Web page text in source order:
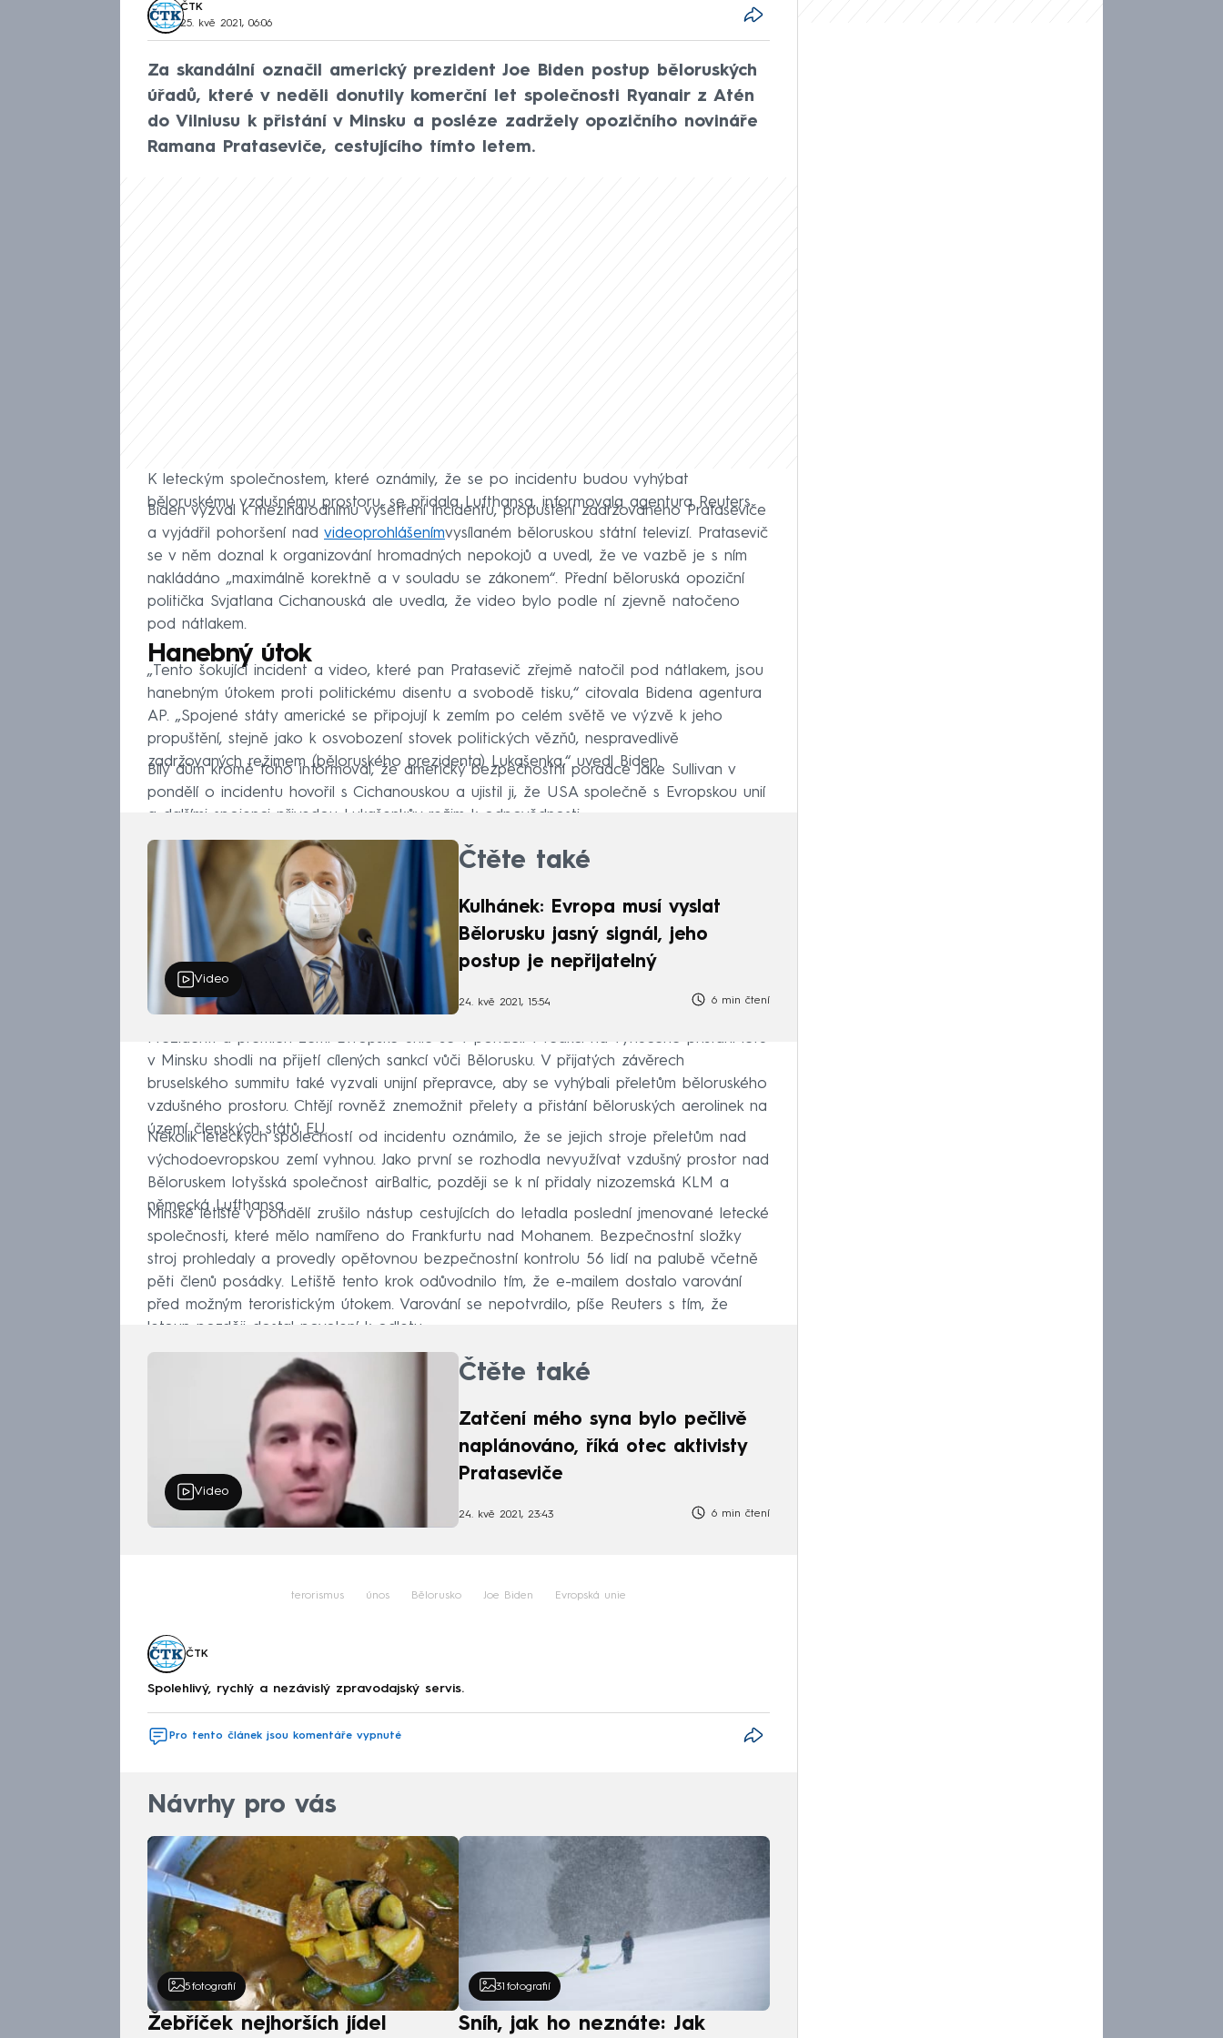
ČTK
25. kvě 2021, 06:06
Za skandální označil americký prezident Joe Biden postup běloruských
úřadů, které v neděli donutily komerční let společnosti Ryanair z Atén
do Vilniusu k přistání v Minsku a posléze zadržely opozičního novináře
Ramana Prataseviče, cestujícího tímto letem.
K leteckým společnostem, které oznámily, že se po incidentu budou vyhýbat
běloruskému vzdušnému prostoru, se přidala Lufthansa, informovala agentura Reuters.
Biden vyzval k mezinárodnímu vyšetření incidentu, propuštění zadržovaného Prataseviče
a vyjádřil pohoršení nad videoprohlášenímvysílaném běloruskou státní televizí. Pratasevič
se v něm doznal k organizování hromadných nepokojů a uvedl, že ve vazbě je s ním
nakládáno „maximálně korektně a v souladu se zákonem“. Přední běloruská opoziční
politička Svjatlana Cichanouská ale uvedla, že video bylo podle ní zjevně natočeno
pod nátlakem.
Hanebný útok
„Tento šokující incident a video, které pan Pratasevič zřejmě natočil pod nátlakem, jsou
hanebným útokem proti politickému disentu a svobodě tisku,“ citovala Bidena agentura
AP. „Spojené státy americké se připojují k zemím po celém světě ve výzvě k jeho
propuštění, stejně jako k osvobození stovek politických vězňů, nespravedlivě
zadržovaných režimem (běloruského prezidenta) Lukašenka,“ uvedl Biden.
Bílý dům kromě toho informoval, že americký bezpečnostní poradce Jake Sullivan v
pondělí o incidentu hovořil s Cichanouskou a ujistil ji, že USA společně s Evropskou unií
a dalšími spojenci přivedou Lukašenkův režim k odpovědnosti.
Video
Čtěte také
Kulhánek: Evropa musí vyslat
Bělorusku jasný signál, jeho
postup je nepřijatelný
24. kvě 2021, 15:54 6 min čtení
Prezidenti a premiéři zemí Evropské unie se v pondělí v reakci na vynucené přistání letu
v Minsku shodli na přijetí cílených sankcí vůči Bělorusku. V přijatých závěrech
bruselského summitu také vyzvali unijní přepravce, aby se vyhýbali přeletům běloruského
vzdušného prostoru. Chtějí rovněž znemožnit přelety a přistání běloruských aerolinek na
území členských států EU.
Několik leteckých společností od incidentu oznámilo, že se jejich stroje přeletům nad
východoevropskou zemí vyhnou. Jako první se rozhodla nevyužívat vzdušný prostor nad
Běloruskem lotyšská společnost airBaltic, později se k ní přidaly nizozemská KLM a
německá Lufthansa.
Minské letiště v pondělí zrušilo nástup cestujících do letadla poslední jmenované letecké
společnosti, které mělo namířeno do Frankfurtu nad Mohanem. Bezpečnostní složky
stroj prohledaly a provedly opětovnou bezpečnostní kontrolu 56 lidí na palubě včetně
pěti členů posádky. Letiště tento krok odůvodnilo tím, že e-mailem dostalo varování
před možným teroristickým útokem. Varování se nepotvrdilo, píše Reuters s tím, že
letoun později dostal povolení k odletu.
Video
Čtěte také
Zatčení mého syna bylo pečlivě
naplánováno, říká otec aktivisty
Prataseviče
24. kvě 2021, 23:43 6 min čtení
terorismus únos Bělorusko Joe Biden Evropská unie
ČTK
Spolehlivý, rychlý a nezávislý zpravodajský servis.
Pro tento článek jsou komentáře vypnuté
Návrhy pro vás
5 fotografií
Žebříček nejhorších jídel
31 fotografií
Sníh, jak ho neznáte: Jak